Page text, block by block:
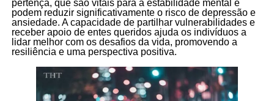
pertença, que são vitais para a estabilidade mental e
podem reduzir significativamente o risco de depressão e
ansiedade. A capacidade de partilhar vulnerabilidades e
receber apoio de entes queridos ajuda os indivíduos a
lidar melhor com os desafios da vida, promovendo a
resiliência e uma perspectiva positiva.